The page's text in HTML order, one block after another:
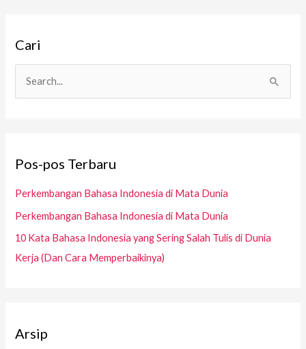
Cari
u
u
k
:
Pos-pos Terbaru
Perkembangan Bahasa Indonesia di Mata Dunia
Perkembangan Bahasa Indonesia di Mata Dunia
10 Kata Bahasa Indonesia yang Sering Salah Tulis di Dunia
Kerja (Dan Cara Memperbaikinya)
Arsip
r
s